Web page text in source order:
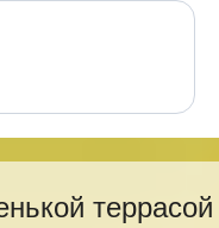
террасой